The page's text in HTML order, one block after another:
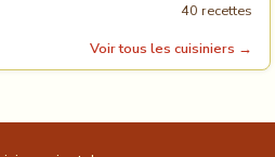
40 recettes
Voir tous les cuisiniers →